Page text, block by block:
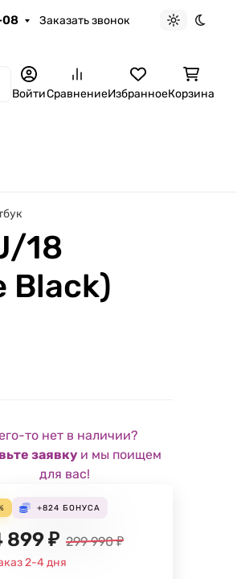
08 Заказать звонок
Светлая
ВойтиСравнениеИзбранноеКорзина
18
Black)
то нет в наличии?
заявкуи мы поищем
для вас!
+824 БОНУСА
899₽ 299 990 ₽
2-4 дня